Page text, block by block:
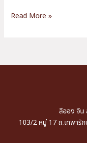
Read More »
ลีออง จิน
103/2 หมู่ 17 ถ.เทพารัก